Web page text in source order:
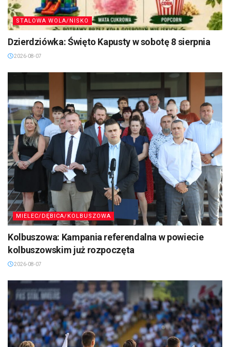
STALOWA WOLA/NISKO
Dzierdziówka: Święto Kapusty w sobotę 8 sierpnia
2026-08-07
MIELEC/DĘBICA/KOLBUSZOWA
Kolbuszowa: Kampania referendalna w powiecie
kolbuszowskim już rozpoczęta
2026-08-07